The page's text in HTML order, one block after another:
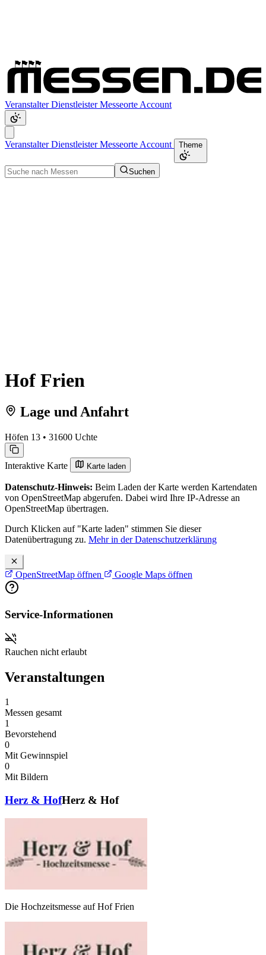
VeranstalterDienstleisterMesseorte Account
VeranstalterDienstleisterMesseorte Account Theme
Suchen
Hof Frien
Lage und Anfahrt
Höfen 13 • 31600 Uchte
Interaktive Karte Karte laden
Datenschutz-Hinweis: Beim Laden der Karte werden Kartendaten
von OpenStreetMap abgerufen. Dabei wird Ihre IP-Adresse an
OpenStreetMap übertragen.
Durch Klicken auf "Karte laden" stimmen Sie dieser
Datenübertragung zu. Mehr in der Datenschutzerklärung
OpenStreetMap öffnen Google Maps öffnen
Service-Informationen
Rauchen nicht erlaubt
Veranstaltungen
1
Messen gesamt
1
Bevorstehend
0
Mit Gewinnspiel
0
Mit Bildern
Herz & HofHerz & Hof
Die Hochzeitsmesse auf Hof Frien